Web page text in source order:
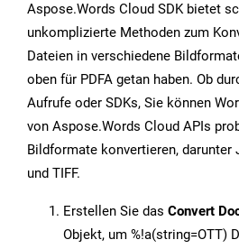
Aspose.Words Cloud SDK bietet
unkomplizierte Methoden zum
Dateien in verschiedene
oben für PDFA getan haben. Ob
Aufrufe oder SDKs, Sie können
von Aspose.Words Cloud APIs
Bildformate konvertieren, darunter
und TIFF.
Erstellen Sie das Convert
Objekt, um %!a(string=OTT)